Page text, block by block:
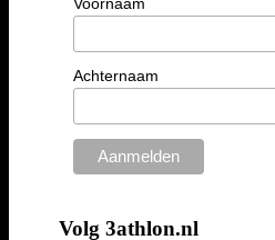
Voornaam
Achternaam
Volg 3athlon.nl